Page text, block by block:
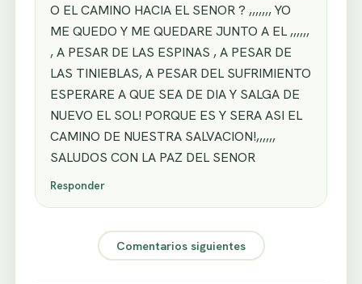
O EL CAMINO HACIA EL SENOR ? ,,,,,,, YO
ME QUEDO Y ME QUEDARE JUNTO A EL ,,,,,,
, A PESAR DE LAS ESPINAS , A PESAR DE
LAS TINIEBLAS, A PESAR DEL SUFRIMIENTO
ESPERARE A QUE SEA DE DIA Y SALGA DE
NUEVO EL SOL! PORQUE ES Y SERA ASI EL
CAMINO DE NUESTRA SALVACION!,,,,,,
SALUDOS CON LA PAZ DEL SENOR
Responder
Comentarios siguientes